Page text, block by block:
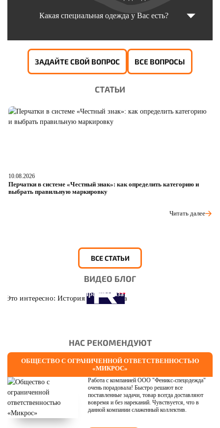
Какая специальная одежда у Вас есть?
ЗАДАЙТЕ СВОЙ ВОПРОС ВСЕ ВОПРОСЫ
СТАТЬИ
10.08.2026
Перчатки в системе «Честный знак»: как определить категорию и
выбрать правильную маркировку
Читать далее
ВСЕ СТАТЬИ
ВИДЕО БЛОГ
Это интересно: История противогаза
НАС РЕКОМЕНДУЮТ
ОБЩЕСТВО С ОГРАНИЧЕННОЙ ОТВЕТСТВЕННОСТЬЮ
«МИКРОС»
Работа с компанией ООО "Феникс-спецодежда"
очень порадовала! Быстро решают все
поставленные задачи, товар всегда доставляют
вовремя и без нареканий. Чувствуется, что в
данной компании слаженный коллектив.